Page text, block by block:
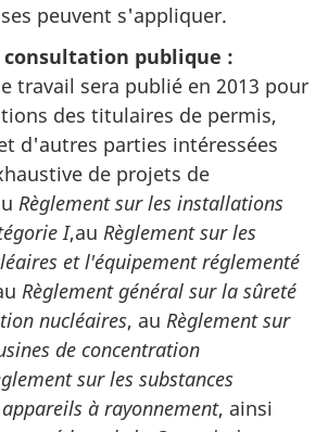
peuvent s'appliquer.
consultation publique :
travail sera publié en 2013 pour
des titulaires de permis,
d'autres parties intéressées
de projets de
Règlement sur les installations
I,au Règlement sur les
et l'équipement réglementé
Règlement général sur la sûreté
nucléaires, au Règlement sur
de concentration
sur les substances
à rayonnement, ainsi